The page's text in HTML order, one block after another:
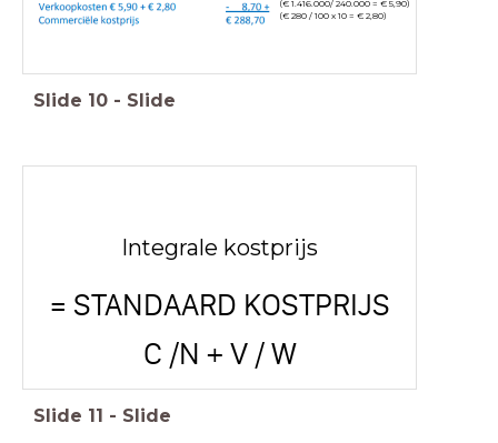
(€ 1.416.000/ 240.000 = € 5,90)
(€ 280 / 100 x 10 = € 2,80)
Slide 10 - Slide
Integrale kostprijs
= STANDAARD KOSTPRIJS
C /N + V / W
Slide 11 - Slide